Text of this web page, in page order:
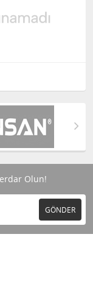
Olun!
GÖNDER